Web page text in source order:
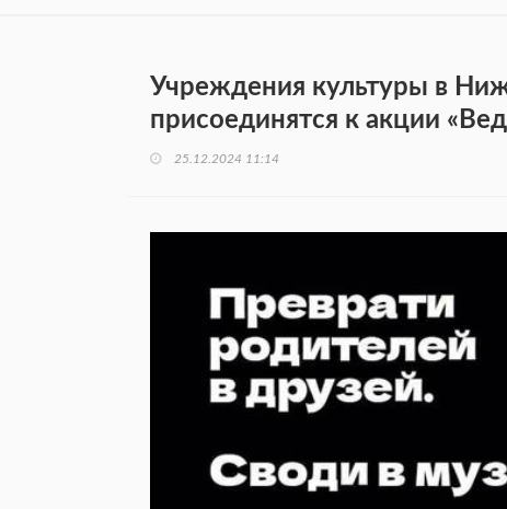
Учреждения культуры в
присоединятся к акции
25.12.2024 11:14